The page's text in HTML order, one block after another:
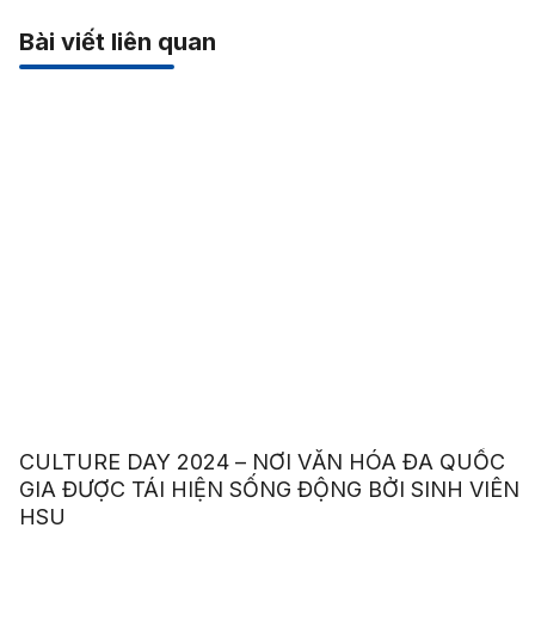
Bài viết liên quan
CULTURE DAY 2024 – NƠI VĂN HÓA ĐA QUỐC
GIA ĐƯỢC TÁI HIỆN SỐNG ĐỘNG BỞI SINH VIÊN
HSU